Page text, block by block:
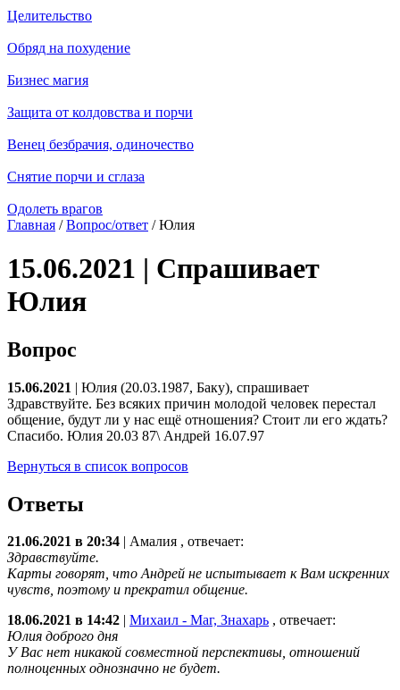
Целительство
Обряд на похудение
Бизнес магия
Защита от колдовства и порчи
Венец безбрачия, одиночество
Снятие порчи и сглаза
Одолеть врагов
Главная /Вопрос/ответ / Юлия
15.06.2021 | Спрашивает
Юлия
Вопрос
15.06.2021 | Юлия (20.03.1987, Баку), спрашивает
Здравствуйте. Без всяких причин молодой человек перестал
общение, будут ли у нас ещё отношения? Стоит ли его ждать?
Спасибо. Юлия 20.03 87\ Андрей 16.07.97
Вернуться в список вопросов
Ответы
21.06.2021 в 20:34 Амалия , отвечает:
Здравствуйте.
Карты говорят, что Андрей не испытывает к Вам искренних
чувств, поэтому и прекратил общение.
18.06.2021 в 14:42
Михаил - Маг, Знахарь , отвечает:
Юлия доброго дня
У Вас нет никакой совместной перспективы, отношений
полноценных однозначно не будет.